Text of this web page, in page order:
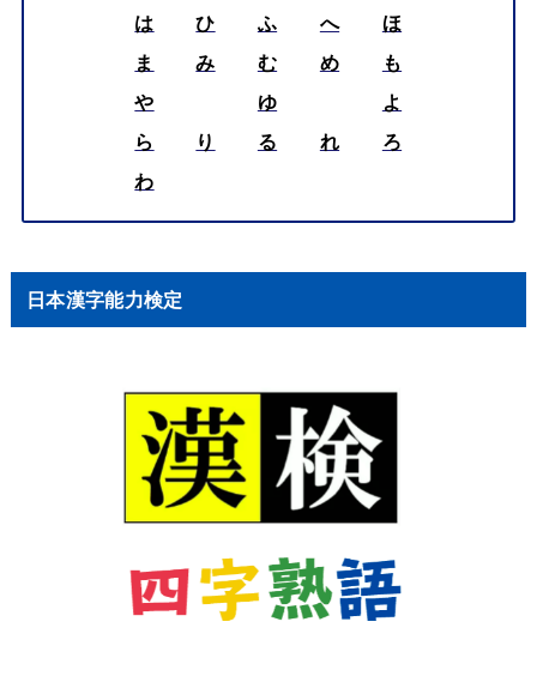
は
ひ ふ へ
ほ
ま
み む め
も
や
ゆ
よ
ら
り る れ
ろ
わ
日本漢字能力検定